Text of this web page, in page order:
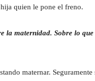
quien le pone el freno.
la maternidad. Sobre lo
maternar.